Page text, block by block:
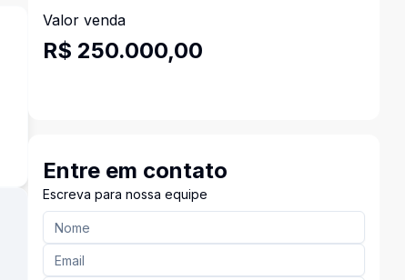
Valor venda
R$ 250.000,00
Entre em contato
Escreva para nossa equipe